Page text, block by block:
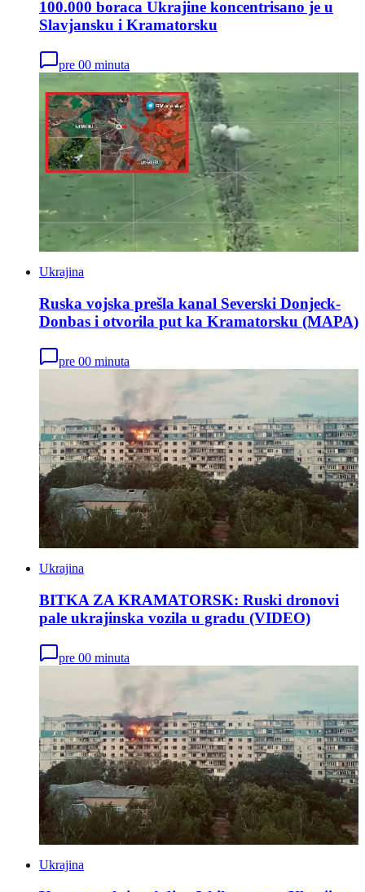
100.000 boraca Ukrajine koncentrisano je u
Slavjansku i Kramatorsku
pre 00 minuta
Ukrajina
Ruska vojska prešla kanal Severski Donjeck-
Donbas i otvorila put ka Kramatorsku (MAPA)
pre 00 minuta
Ukrajina
BITKA ZA KRAMATORSK: Ruski dronovi
pale ukrajinska vozila u gradu (VIDEO)
pre 00 minuta
Ukrajina